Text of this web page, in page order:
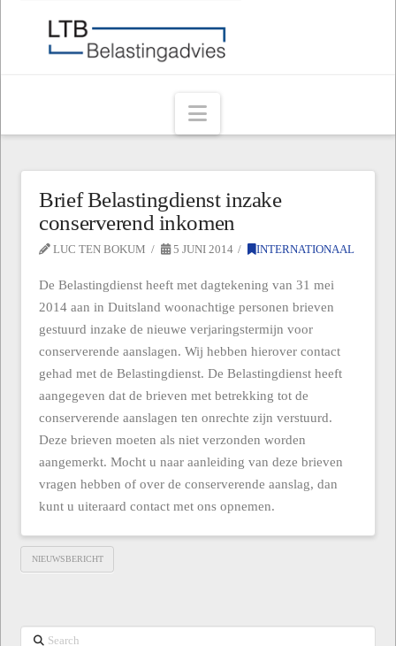
Navigation
Brief Belastingdienst inzake
conserverend inkomen
LUC TEN BOKUM 5 JUNI 2014 INTERNATIONAAL
De Belastingdienst heeft met dagtekening van 31 mei
2014 aan in Duitsland woonachtige personen brieven
gestuurd inzake de nieuwe verjaringstermijn voor
conserverende aanslagen. Wij hebben hierover contact
gehad met de Belastingdienst. De Belastingdienst heeft
aangegeven dat de brieven met betrekking tot de
conserverende aanslagen ten onrechte zijn verstuurd.
Deze brieven moeten als niet verzonden worden
aangemerkt. Mocht u naar aanleiding van deze brieven
vragen hebben of over de conserverende aanslag, dan
kunt u uiteraard contact met ons opnemen.
NIEUWSBERICHT
Search